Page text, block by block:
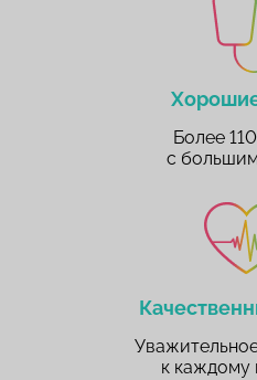
Более
с
к каждому